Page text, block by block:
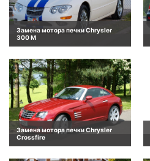
Замена мотора печки Chrysler
300 M
Замена мотора печки Chrysler
Crossfire